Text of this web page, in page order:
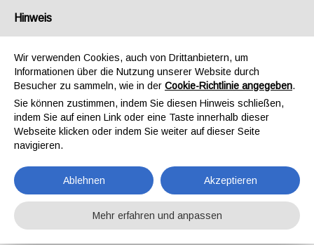
Hinweis
Wir verwenden Cookies, auch von Drittanbietern, um
Informationen über die Nutzung unserer Website durch
Besucher zu sammeln, wie in der Cookie-Richtlinie angegeben.
Sie können zustimmen, indem Sie diesen Hinweis schließen,
indem Sie auf einen Link oder eine Taste innerhalb dieser
Webseite klicken oder indem Sie weiter auf dieser Seite
navigieren.
Ablehnen Akzeptieren
Mehr erfahren und anpassen